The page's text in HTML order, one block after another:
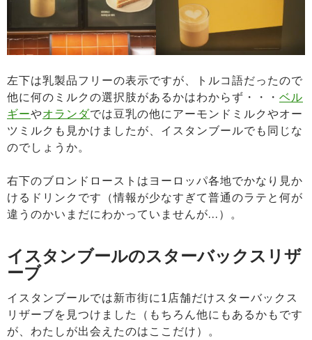
左下は乳製品フリーの表示ですが、トルコ語だったので
他に何のミルクの選択肢があるかはわからず・・・ ベル
ギーやオランダでは豆乳の他にアーモンドミルクやオー
ツミルクも見かけましたが、イスタンブールでも同じな
のでしょうか。
右下のブロンドローストはヨーロッパ各地でかなり見か
けるドリンクです（情報が少なすぎて普通のラテと何が
違うのかいまだにわかっていませんが…）。
イスタンブールのスターバックスリザ
ーブ
イスタンブールでは新市街に1店舗だけスターバックス
リザーブを見つけました（もちろん他にもあるかもです
が、わたしが出会えたのはここだけ）。